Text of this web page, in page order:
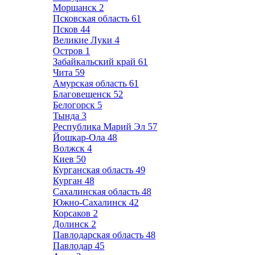
Моршанск 2
Псковская область 61
Псков 44
Великие Луки 4
Остров 1
Забайкальский край 61
Чита 59
Амурская область 61
Благовещенск 52
Белогорск 5
Тында 3
Республика Марий Эл 57
Йошкар-Ола 48
Волжск 4
Киев 50
Курганская область 49
Курган 48
Сахалинская область 48
Южно-Сахалинск 42
Корсаков 2
Долинск 2
Павлодарская область 48
Павлодар 45